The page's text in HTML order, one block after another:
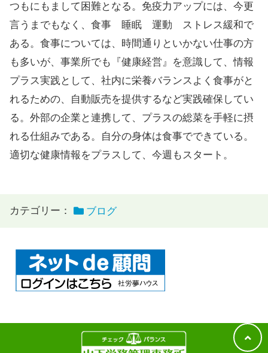
つもにもまして困難となる。免疫力アップには、今更
言うまでもなく、食事 睡眠 運動 ストレス緩和で
ある。食事については、時間通りといかない仕事の方
も多いが、事業所でも『健康経営』を意識して、情報
プラス実践として、社内に栄養バランスよく食事がと
れるための、自動販売を提供するなど実践確保してい
る。外部の企業と連携して、プラスの総菜を手軽に摂
れる仕組みである。自分の身体は食事でできている。
適切な健康情報をプラスして、今週もスタート。
カテゴリー： ブログ